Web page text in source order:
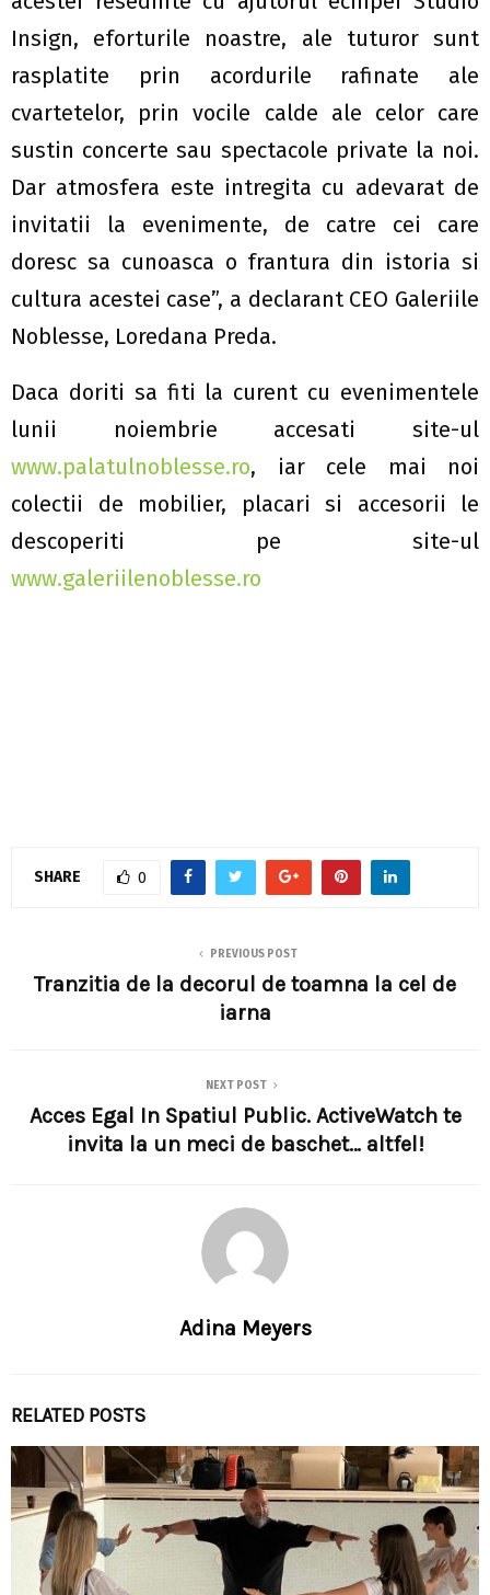
Insign, eforturile noastre, ale tuturor sunt
rasplatite prin acordurile rafinate ale
cvartetelor, prin vocile calde ale celor care
sustin concerte sau spectacole private la noi.
Dar atmosfera este intregita cu adevarat de
invitatii la evenimente, de catre cei care
doresc sa cunoasca o frantura din istoria si
cultura acestei case”, a declarant CEO Galeriile
Noblesse, Loredana Preda.
Daca doriti sa fiti la curent cu evenimentele
lunii noiembrie accesati site-ul
www.palatulnoblesse.ro, iar cele mai noi
colectii de mobilier, placari si accesorii le
descoperiti pe site-ul
www.galeriilenoblesse.ro
SHARE 0
PREVIOUS POST
Tranzitia de la decorul de toamna la cel de
iarna
NEXT POST
Acces Egal In Spatiul Public. ActiveWatch te
invita la un meci de baschet… altfel!
Adina Meyers
RELATED POSTS